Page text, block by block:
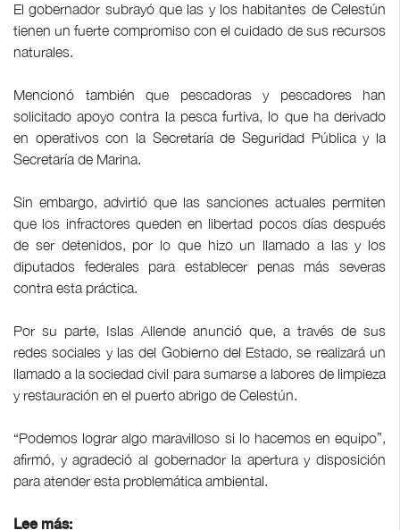
El gobernador subrayó que las y los habitantes de Celestún
tienen un fuerte compromiso con el cuidado de sus recursos
naturales.
Mencionó también que pescadoras y pescadores han
solicitado apoyo contra la pesca furtiva, lo que ha derivado
en operativos con la Secretaría de Seguridad Pública y la
Secretaría de Marina.
Sin embargo, advirtió que las sanciones actuales permiten
que los infractores queden en libertad pocos días después
de ser detenidos, por lo que hizo un llamado a las y los
diputados federales para establecer penas más severas
contra esta práctica.
Por su parte, Islas Allende anunció que, a través de sus
redes sociales y las del Gobierno del Estado, se realizará un
llamado a la sociedad civil para sumarse a labores de limpieza
y restauración en el puerto abrigo de Celestún.
“Podemos lograr algo maravilloso si lo hacemos en equipo”,
afirmó, y agradeció al gobernador la apertura y disposición
para atender esta problemática ambiental.
Lee más: